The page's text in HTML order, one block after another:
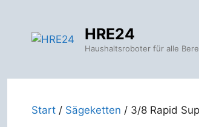
springen
HRE24
Haushaltsroboter für alle
Start / Sägeketten / 3/8 Rapid